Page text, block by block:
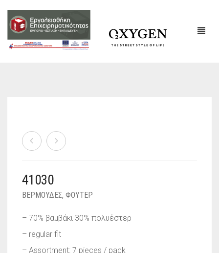
41030
ΒΕΡΜΟΥΔΕΣ, ΦΟΥΤΕΡ
– 70% βαμβάκι 30% πολυέστερ
– regular fit
– Assortment: 7 pieces / pack